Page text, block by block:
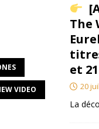
VIDEO
The
et
20
La